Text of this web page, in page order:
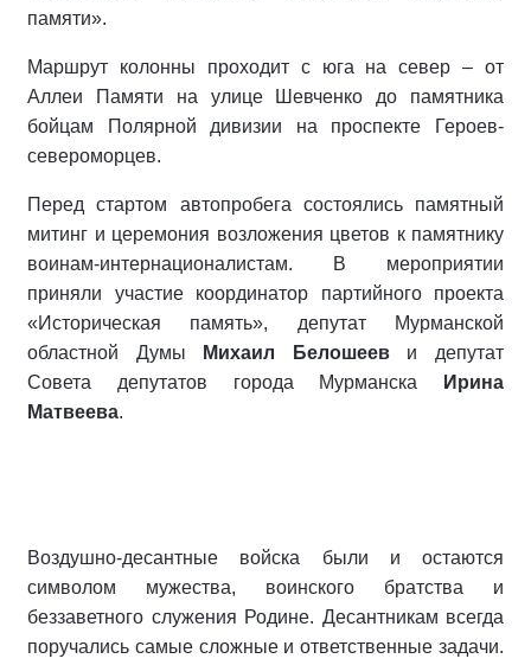
памяти».
Маршрут колонны проходит с юга на север – от
Аллеи Памяти на улице Шевченко до памятника
бойцам Полярной дивизии на проспекте Героев-
североморцев.
Перед стартом автопробега состоялись памятный
митинг и церемония возложения цветов к памятнику
воинам-интернационалистам. В мероприятии
приняли участие координатор партийного проекта
«Историческая память», депутат Мурманской
областной Думы
Михаил Белошееви депутат
Совета депутатов города Мурманска
Ирина
Матвеева.
Воздушно-десантные войска были и остаются
символом мужества, воинского братства и
беззаветного служения Родине. Десантникам всегда
поручались самые сложные и ответственные задачи.